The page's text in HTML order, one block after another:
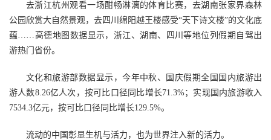
去浙江杭州观看一场酣畅淋漓的体育比赛，去湖南张家界森林
公园欣赏大自然景观，去四川绵阳越王楼感受“天下诗文楼”的文化底
蕴……高德地图数据显示，浙江、湖南、四川等地位列假期自驾出
游热门省份。
文化和旅游部数据显示，今年中秋、国庆假期全国国内旅游出
游人数8.26亿人次，按可比口径同比增长71.3%；实现国内旅游收入
7534.3亿元，按可比口径同比增长129.5%。
流动的中国彰显生机与活力，也为世界注入新的活力。